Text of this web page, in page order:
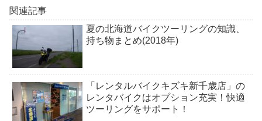
関連記事
夏の北海道バイクツーリングの知識、
持ち物まとめ(2018年)
「レンタルバイクキズキ新千歳店」の
レンタバイクはオプション充実！快適
ツーリングをサポート！